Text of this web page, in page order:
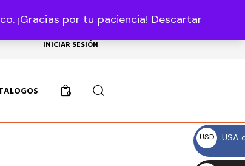
¡Gracias por tu paciencia! Descartar
USD, $
INICIAR SESIÓN
0
USD
USA